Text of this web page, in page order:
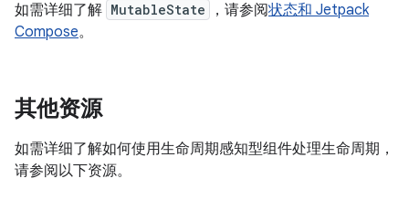
如需详细了解 MutableState ，请参阅状态和 Jetpack
Compose。
其他资源
如需详细了解如何使用生命周期感知型组件处理生命周期，
请参阅以下资源。